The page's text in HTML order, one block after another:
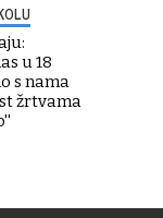
u 18
s nama
žrtvama